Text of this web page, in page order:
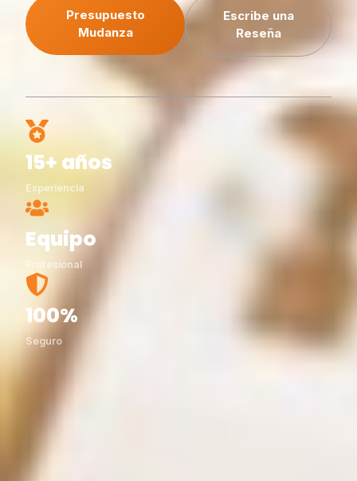
Presupuesto
Mudanza
Escribe una
Reseña
15+ años
Experiencia
Equipo
Profesional
100%
Seguro